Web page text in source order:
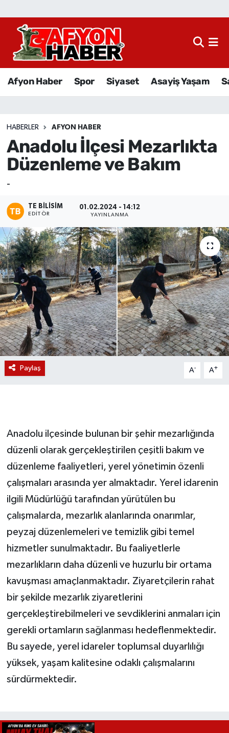
Afyon Haber Spor Siyaset Asayiş Yaşam
HABERLER AFYON HABER
Anadolu İlçesi Mezarlıkta
Düzenleme ve Bakım
-
TE BILISIM
EDITÖR
01.02.2024 - 14:12
YAYINLANMA
Paylaş A- A+
Anadolu ilçesinde bulunan bir şehir mezarlığında
düzenli olarak gerçekleştirilen çeşitli bakım ve
düzenleme faaliyetleri, yerel yönetimin özenli
çalışmaları arasında yer almaktadır. Yerel idarenin
ilgili Müdürlüğü tarafından yürütülen bu
çalışmalarda, mezarlık alanlarında onarımlar,
peyzaj düzenlemeleri ve temizlik gibi temel
hizmetler sunulmaktadır. Bu faaliyetlerle
mezarlıkların daha düzenli ve huzurlu bir ortama
kavuşması amaçlanmaktadır. Ziyaretçilerin rahat
bir şekilde mezarlık ziyaretlerini
gerçekleştirebilmeleri ve sevdiklerini anmaları için
gerekli ortamların sağlanması hedeflenmektedir.
Bu sayede, yerel idareler toplumsal duyarlılığı
yüksek, yaşam kalitesine odaklı çalışmalarını
sürdürmektedir.
Afyon Haber
Sağlık
Eğitim
Magazin
Etkinlikler